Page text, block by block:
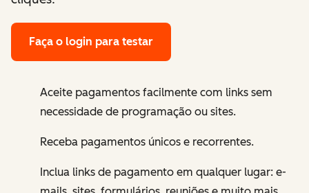
Faça o login para testar
Aceite pagamentos facilmente com links sem
necessidade de programação ou sites.
Receba pagamentos únicos e recorrentes.
Inclua links de pagamento em qualquer lugar: e-